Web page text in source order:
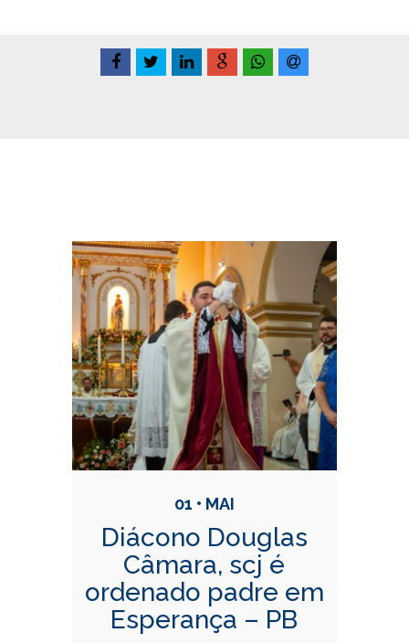
Conteúdo Relacionadas
01 • MAI
Diácono Douglas
Câmara, scj é
ordenado padre em
Esperança – PB